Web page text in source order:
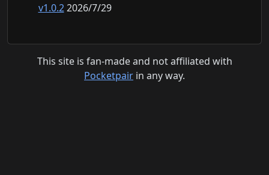
v1.0.22026/7/29
This site is fan-made and not affiliated with
Pocketpair in any way.